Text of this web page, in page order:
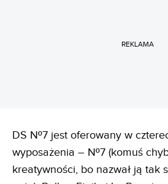
REKLAMA
DS Nº7 jest oferowany w
wyposażenia – Nº7 (komuś
kreatywności, bo nazwał ją tak